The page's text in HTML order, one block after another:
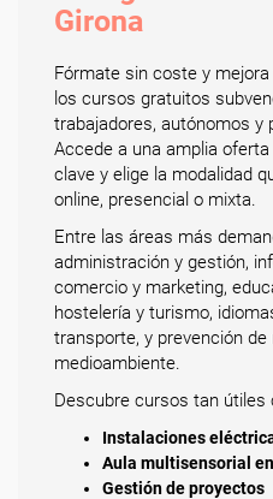
Girona
Fórmate sin coste y
los cursos gratuitos
trabajadores, autónomos y
Accede a una amplia
clave y elige la modalidad
online, presencial o mixta.
Entre las áreas más
administración y gestión,
comercio y marketing,
hostelería y turismo,
transporte, y prevención
medioambiente.
Descubre cursos tan útiles
Instalaciones
Aula multisensorial
Gestión de proyectos